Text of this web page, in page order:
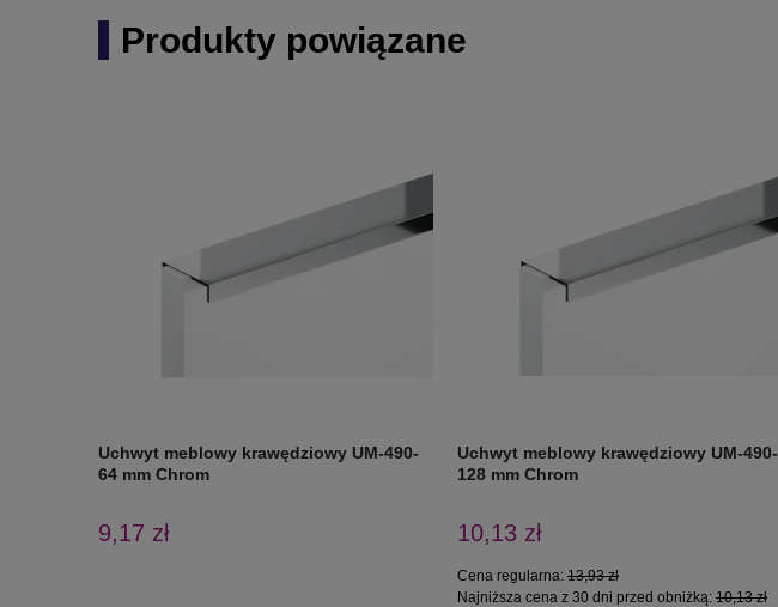
Produkty powiązane
Uchwyt meblowy krawędziowy UM-490-
64 mm Chrom
9,17 zł
Uchwyt meblowy krawędziowy UM-490-
128 mm Chrom
10,13 zł
Cena regularna: 13,93 zł
Najniższa cena z 30 dni przed obniżką: 10,13 zł